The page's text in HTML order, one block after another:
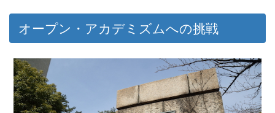
オープン・アカデミズムへの挑戦